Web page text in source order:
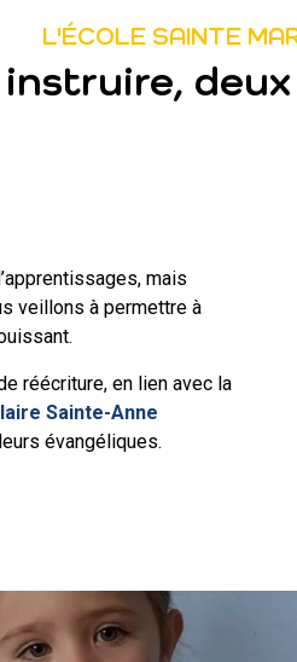
L'ÉCOLE SAINTE
mais
veillons à permettre à
réécriture, en lien avec la
Sainte-Anne
évangéliques.